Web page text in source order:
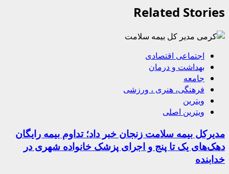
Related Stories
اجتماعی اقتصادی
بهداشت و درمان
جامعه
فرهنگی، هنری ، ورزشی
ویترین
ویترین اصلی
مدیرکل بیمه سلامت زنجان خبر داد؛ تداوم بیمه رایگان
دهک‌های یک تا پنج و اجرای پزشک خانواده شهری در
خدابنده